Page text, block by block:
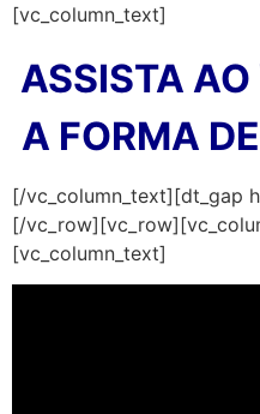
[vc_column_text]
ASSISTA AO
A FORMA
[/vc_column_text][dt_gap
[/
[vc_column_text]